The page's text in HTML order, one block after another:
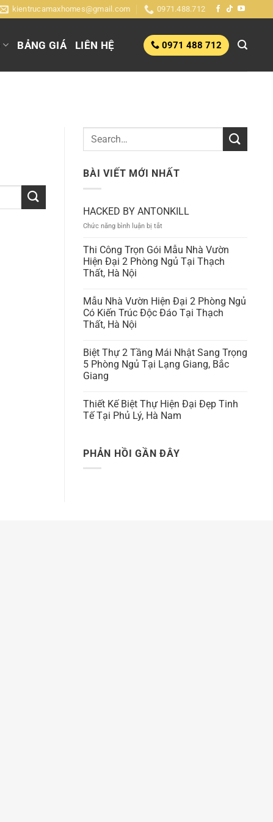
kientrucamaxhomes@gmail.com 0971.488.712
BẢNG GIÁ LIÊN HỆ 0971 488 712
BÀI VIẾT MỚI NHẤT
HACKED BY ANTONKILL
Chức năng bình luận bị tắt
BY
ANTONKILL
Thi Công Trọn Gói Mẫu Nhà Vườn
Hiện Đại 2 Phòng Ngủ Tại Thạch
Thất, Hà Nội
Mẫu Nhà Vườn Hiện Đại 2 Phòng Ngủ
Có Kiến Trúc Độc Đáo Tại Thạch
Thất, Hà Nội
Biệt Thự 2 Tầng Mái Nhật Sang Trọng
5 Phòng Ngủ Tại Lạng Giang, Bắc
Giang
Thiết Kế Biệt Thự Hiện Đại Đẹp Tinh
Tế Tại Phủ Lý, Hà Nam
PHẢN HỒI GẦN ĐÂY